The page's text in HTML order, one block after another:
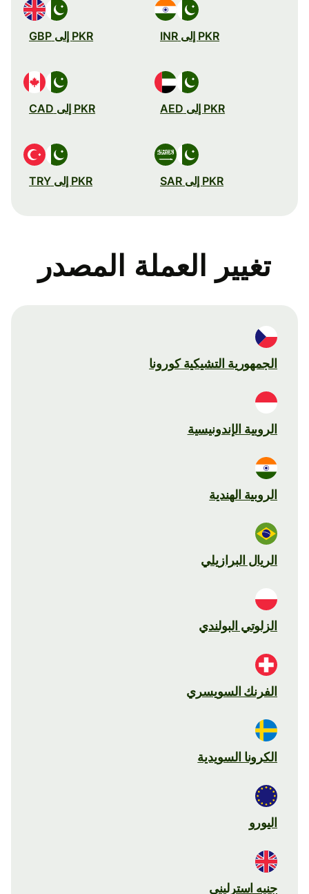
PKR إلى INR PKR إلى GBP
PKR إلى AED PKR إلى CAD
PKR إلى SAR PKR إلى TRY
تغيير العملة المصدر
الجمهورية التشيكية كورونا
الروبية الإندونيسية
الروبية الهندية
الريال البرازيلي
الزلوتي البولندي
الفرنك السويسري
الكرونا السويدية
اليورو
جنيه استرليني